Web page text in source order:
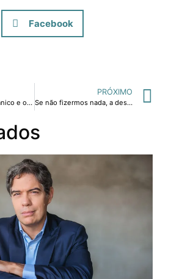
Facebook
O Coronavírus, o pânico e o risco de recessão no Brasil e no mundo
PRÓXIMO
Se não fizermos nada, a desigualdade de educação vai piorar